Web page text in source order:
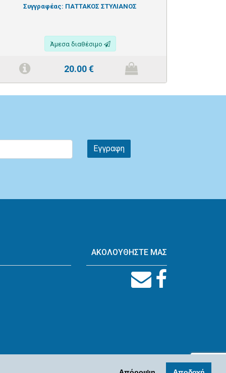
Συγγραφέας: ΠΑΤΤΑΚΟΣ ΣΤΥΛΙΑΝΟΣ
Άμεσα διαθέσιμο
20.00€
Εγγραφη
ΑΚΟΛΟΥΘΗΣΤΕ ΜΑΣ